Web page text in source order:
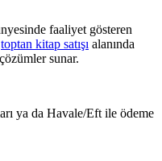
faaliyet gösteren
toptan kitap satışı alanında
sunar.
ya da Havale/Eft ile ödeme